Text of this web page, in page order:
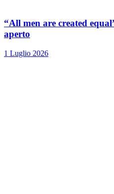
“All men are created
aperto
1 Luglio 2026